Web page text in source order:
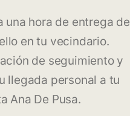
una hora de entrega de
en tu vecindario.
de seguimiento y
llegada personal a tu
Ana De Pusa.